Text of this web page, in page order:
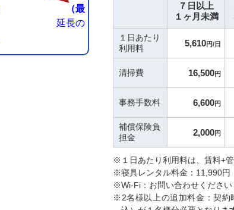
ン！！♪
（最
延長の
７日以上
１ヶ月未満
１日あたり
利用料
5,610円/日
清掃費 16,500円
事務手数料 6,600円
補償保険負
担金
2,000円
※１日あたり利用料は、賃料+
※寝具レンタル料金：11,990円
※Wi-Fi：お問い合わせください
※2名様以上の追加料金：契約